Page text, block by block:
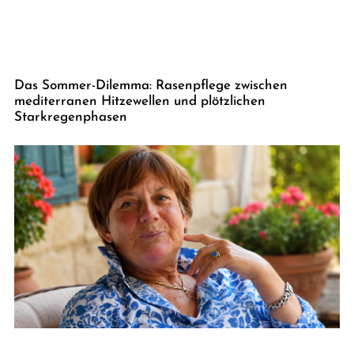
Das Sommer-Dilemma: Rasenpflege zwischen
mediterranen Hitzewellen und plötzlichen
Starkregenphasen